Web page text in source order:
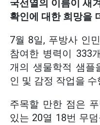
국선열의 이름이 새
확인에 대한 희망을
7월 8일, 푸방사 인
참여한 병력이 333
개의 생물학적 샘플
인 및 감정 작업을
주목할 만한 점은
있는 20열 18번 무